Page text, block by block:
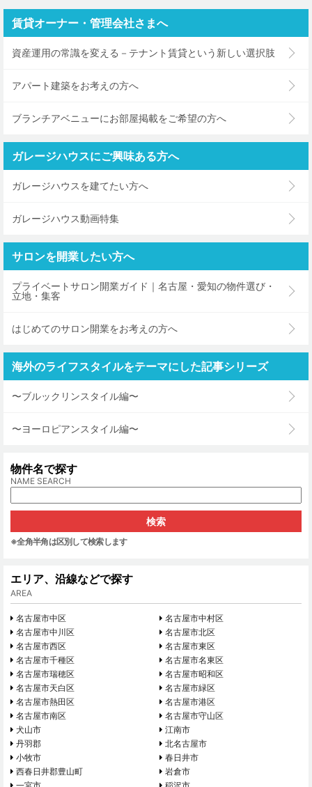
賃貸オーナー・管理会社さまへ
資産運用の常識を変える－テナント賃貸という新しい選択肢
アパート建築をお考えの方へ
ブランチアベニューにお部屋掲載をご希望の方へ
ガレージハウスにご興味ある方へ
ガレージハウスを建てたい方へ
ガレージハウス動画特集
サロンを開業したい方へ
プライベートサロン開業ガイド｜名古屋・愛知の物件選び・
立地・集客
はじめてのサロン開業をお考えの方へ
海外のライフスタイルをテーマにした記事シリーズ
〜ブルックリンスタイル編〜
〜ヨーロピアンスタイル編〜
物件名で探す
NAME SEARCH
※全角半角は区別して検索します
エリア、沿線などで探す
AREA
名古屋市中区
名古屋市中村区
名古屋市中川区
名古屋市北区
名古屋市西区
名古屋市東区
名古屋市千種区
名古屋市名東区
名古屋市瑞穂区
名古屋市昭和区
名古屋市天白区
名古屋市緑区
名古屋市熱田区
名古屋市港区
名古屋市南区
名古屋市守山区
犬山市
江南市
丹羽郡
北名古屋市
小牧市
春日井市
西春日井郡豊山町
岩倉市